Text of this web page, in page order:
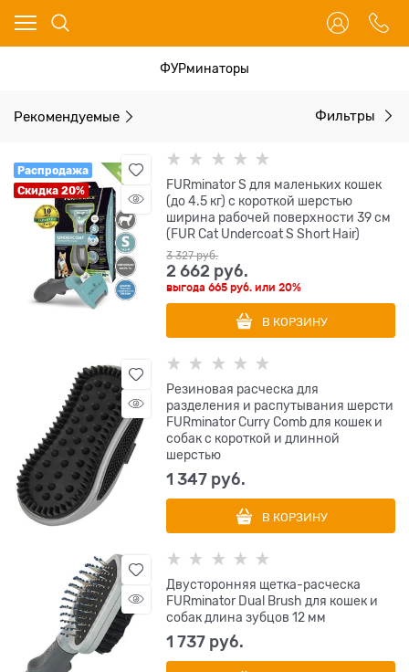
ФУРминаторы
Рекомендуемые Фильтры
Распродажа
Скидка 20%
FURminator S для маленьких кошек
(до 4.5 кг) с короткой шерстью
ширина рабочей поверхности 39 см
(FUR Cat Undercoat S Short Hair)
3 327 руб.
2 662 руб.
выгода665 руб. или20%
В КОРЗИНУ
Резиновая расческа для
разделения и распутывания шерсти
FURminator Curry Comb для кошек и
собак с короткой и длинной
шерстью
1 347 руб.
В КОРЗИНУ
Двусторонняя щетка-расческа
FURminator Dual Brush для кошек и
собак длина зубцов 12 мм
1 737 руб.